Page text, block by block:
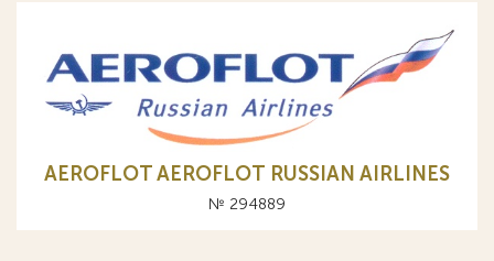
AEROFLOT AEROFLOT RUSSIAN AIRLINES
№ 294889